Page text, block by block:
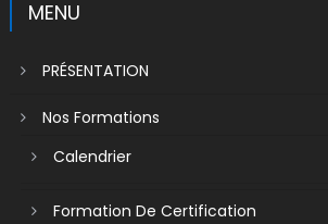
MENU
PRÉSENTATION
Nos Formations
Calendrier
Formation De Certification